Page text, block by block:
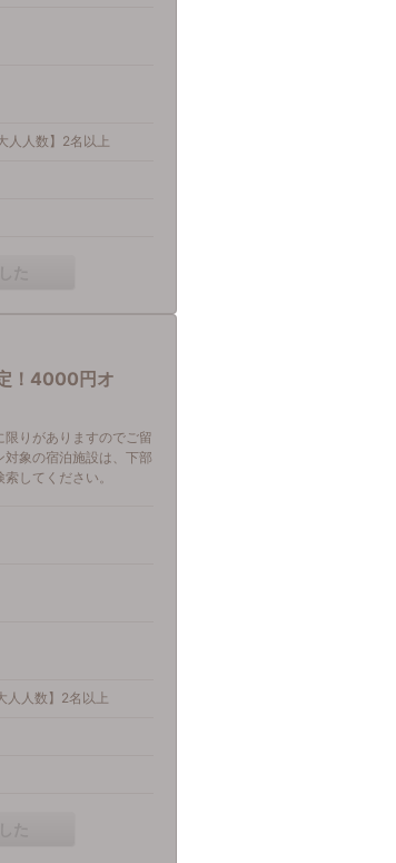
人人数】2名以上
！4000円オ
りがありますのでご留
象の宿泊施設は、下部
してください。
人人数】2名以上